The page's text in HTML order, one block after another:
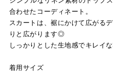
合わせたコーディネート。
スカートは、裾にかけて広がる
りと広がります◎
しっかりとした生地感でキレイ
着用サイズ